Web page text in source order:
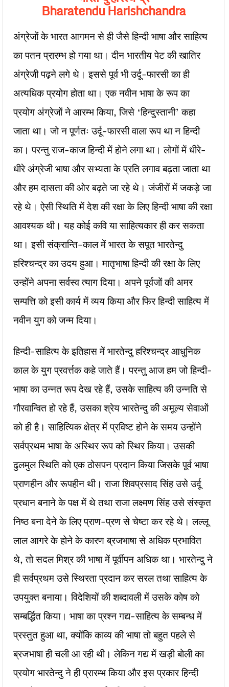
Bharatendu Harishchandra
अंग्रेजों के भारत आगमन से ही जैसे हिन्दी भाषा और साहित्य
का पतन प्रारम्भ हो गया था। दीन भारतीय पेट की खातिर
अंग्रेजी पढ़ने लगे थे। इससे पूर्व भी उर्दू-फारसी का ही
अत्यधिक प्रयोग होता था। एक नवीन भाषा के रूप का
प्रयोग अंग्रेजों ने आरम्भ किया, जिसे ‘हिन्दुस्तानी’ कहा
जाता था। जो न पूर्णतः उर्दू-फारसी वाला रूप था न हिन्दी
का। परन्तु राज-काज हिन्दी में होने लगा था। लोगों में धीरे-
धीरे अंग्रेजी भाषा और सभ्यता के प्रति लगाव बढ़ता जाता था
और हम दासता की ओर बढ़ते जा रहे थे। जंजीरों में जकड़े जा
रहे थे। ऐसी स्थिति में देश की रक्षा के लिए हिन्दी भाषा की रक्षा
आवश्यक थी। यह कोई कवि या साहित्यकार ही कर सकता
था। इसी संक्रान्ति-काल में भारत के सपूत भारतेन्दु
हरिश्चन्द्र का उदय हुआ। मातृभाषा हिन्दी की रक्षा के लिए
उन्होंने अपना सर्वस्व त्याग दिया। अपने पूर्वजों की अमर
सम्पत्ति को इसी कार्य में व्यय किया और फिर हिन्दी साहित्य में
नवीन युग को जन्म दिया।
हिन्दी-साहित्य के इतिहास में भारतेन्दु हरिश्चन्द्र आधुनिक
काल के युग प्रवर्त्तक कहे जाते हैं। परन्तु आज हम जो हिन्दी-
भाषा का उन्नत रूप देख रहे हैं, उसके साहित्य की उन्नति से
गौरवान्वित हो रहे हैं, उसका श्रेय भारतेन्दु की अमूल्य सेवाओं
को ही है। साहित्यिक क्षेत्र में प्रविष्ट होने के समय उन्होंने
सर्वप्रथम भाषा के अस्थिर रूप को स्थिर किया। उसकी
ढुलमुल स्थिति को एक ठोसपन प्रदान किया जिसके पूर्व भाषा
प्राणहीन और रूपहीन थी। राजा शिवप्रसाद सिंह उसे उर्दू
प्रधान बनाने के पक्ष में थे तथा राजा लक्ष्मण सिंह उसे संस्कृत
निष्ठ बना देने के लिए प्राण-प्रण से चेष्टा कर रहे थे। लल्लू
लाल आगरे के होने के कारण ब्रजभाषा से अधिक प्रभावित
थे, तो सदल मिश्र की भाषा में पूर्वीपन अधिक था। भारतेन्दु ने
ही सर्वप्रथम उसे स्थिरता प्रदान कर सरल तथा साहित्य के
उपयुक्त बनाया। विदेशियों की शब्दावली में उसके कोष को
सम्बर्द्धित किया। भाषा का प्रश्न गद्य-साहित्य के सम्बन्ध में
प्रस्तुत हुआ था, क्योंकि काव्य की भाषा तो बहुत पहले से
ब्रजभाषा ही चली आ रही थी। लेकिन गद्य में खड़ी बोली का
प्रयोग भारतेन्दु ने ही प्रारम्भ किया और इस प्रकार हिन्दी